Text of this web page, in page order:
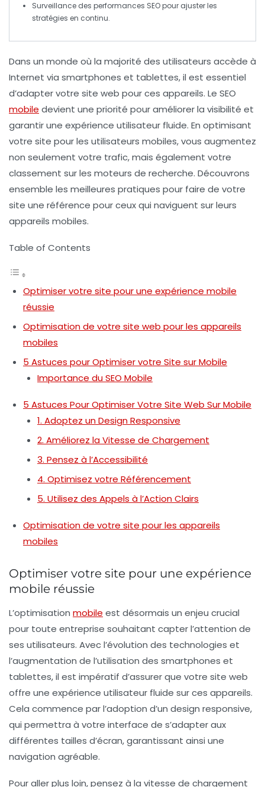
Surveillance des performances SEOpour ajuster les
stratégies en continu.
Dans un monde où la majorité des utilisateurs accède à
Internet via smartphones et tablettes, il est essentiel
d’adapter votre site web pour ces appareils. Le SEO
mobile devient une priorité pour améliorer la visibilité et
garantir une expérience utilisateur fluide. En optimisant
votre site pour les utilisateurs mobiles, vous augmentez
non seulement votre trafic, mais également votre
classement sur les moteurs de recherche. Découvrons
ensemble les meilleures pratiques pour faire de votre
site une référence pour ceux qui naviguent sur leurs
appareils mobiles.
Table of Contents
Optimiser votre site pour une expérience mobile
réussie
Optimisation de votre site web pour les appareils
mobiles
5 Astuces pour Optimiser votre Site sur Mobile
Importance du SEO Mobile
5 Astuces Pour Optimiser Votre Site Web Sur Mobile
1. Adoptez un Design Responsive
2. Améliorez la Vitesse de Chargement
3. Pensez à l’Accessibilité
4. Optimisez votre Référencement
5. Utilisez des Appels à l’Action Clairs
Optimisation de votre site pour les appareils
mobiles
Optimiser votre site pour une expérience
mobile réussie
L’optimisation mobile est désormais un enjeu crucial
pour toute entreprise souhaitant capter l’attention de
ses utilisateurs. Avec l’évolution des technologies et
l’augmentation de l’utilisation des smartphones et
tablettes, il est impératif d’assurer que votre site web
offre une expérience utilisateur fluide sur ces appareils.
Cela commence par l’adoption d’un design responsive,
qui permettra à votre interface de s’adapter aux
différentes tailles d’écran, garantissant ainsi une
navigation agréable.
Pour aller plus loin, pensez à la vitesse de chargement